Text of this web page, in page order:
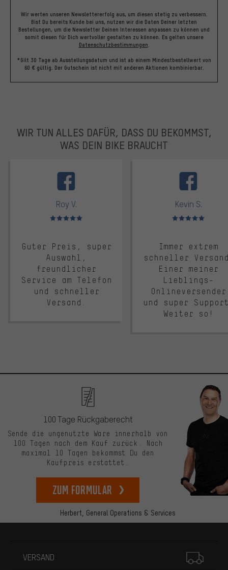
Wir werten unseren Newslettererfolg aus, um diesen stetig zu verbessern.
Bist Du bereits Kunde bei uns, nutzen wir die Daten Deiner letzten
Bestellungen, um die Newsletter Deinen Interessen anpassen zu können und
somit diesen für Dich wertvoller gestalten zu können. Es gelten unsere
Datenschutzbestimmungen
*Gilt 30 Tage ab Ausstellungsdatum und ist ab einem Mindestbestellwert von
60 € gültig. Der Gutschein ist nicht mit anderen Aktionen kombinierbar.
WIR TUN ALLES DAFÜR, DASS DU BEKOMMST,
WAS DEIN BIKE BRAUCHT
Roy V.
Bewertungen: 5 von 5
Guter Preis, super
Auswahl,
freundlicher
Service am Telefon
und schneller
Versand.
Kevin S.
Bewertungen: 5 von 5
Immer extrem
schneller
Einer meiner
Lieblings-
Onlineversender
und super
Weiter so!
Herbert, General Operations & Services
100 Tage Rückgaberecht
Sende die ungenutzte Ware innerhalb von
100 Tagen nach dem Kauf zurück. Nach
maximal 10 Tagen bekommst Du den
Kaufpreis erstattet.
zum Formular
VERSAND